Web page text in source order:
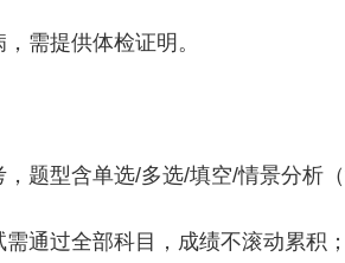
需提供体检证明。
，题型含单选/多选/填空/情景分析
需通过全部科目，成绩不滚动累积；